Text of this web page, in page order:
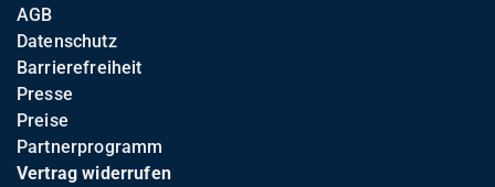
AGB
Datenschutz
Barrierefreiheit
Presse
Preise
Partnerprogramm
Vertrag widerrufen